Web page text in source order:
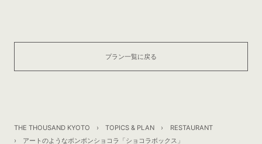
プラン一覧に戻る
THE THOUSAND KYOTO TOPICS & PLAN
RESTAURANT
アートのようなボンボンショコラ「ショコラボックス」